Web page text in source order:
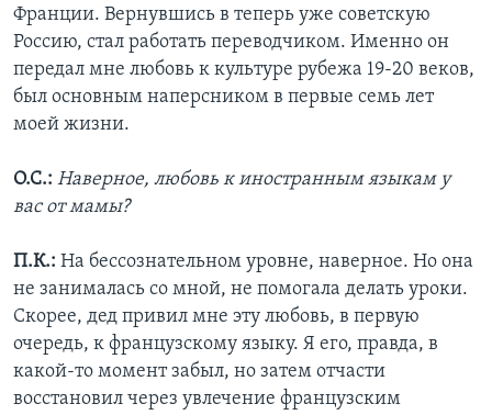
Франции. Вернувшись в теперь уже советскую
Россию, стал работать переводчиком. Именно он
передал мне любовь к культуре рубежа 19-20 веков,
был основным наперсником в первые семь лет
моей жизни.
О.С.: Наверное, любовь к иностранным языкам у
вас от мамы?
П.К.: На бессознательном уровне, наверное. Но она
не занималась со мной, не помогала делать уроки.
Скорее, дед привил мне эту любовь, в первую
очередь, к французскому языку. Я его, правда, в
какой-то момент забыл, но затем отчасти
восстановил через увлечение французским